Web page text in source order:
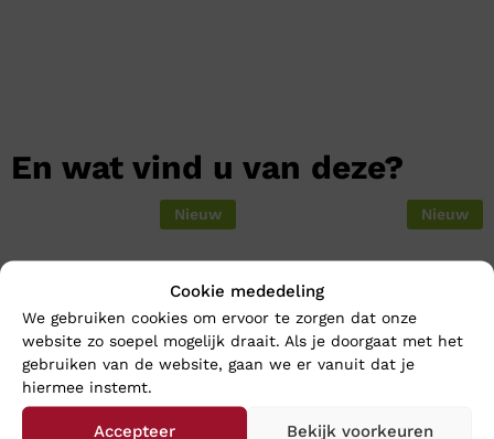
Cookie mededeling
We gebruiken cookies om ervoor te zorgen dat onze
website zo soepel mogelijk draait. Als je doorgaat met het
gebruiken van de website, gaan we er vanuit dat je
hiermee instemt.
Accepteer Bekijk voorkeuren
En wat vind u van deze?
Nieuw Nieuw